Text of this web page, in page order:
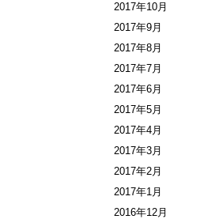
2017年10月
2017年9月
2017年8月
2017年7月
2017年6月
2017年5月
2017年4月
2017年3月
2017年2月
2017年1月
2016年12月